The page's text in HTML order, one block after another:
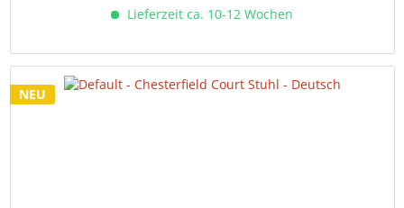
Lieferzeit ca. 10-12 Wochen
NEU